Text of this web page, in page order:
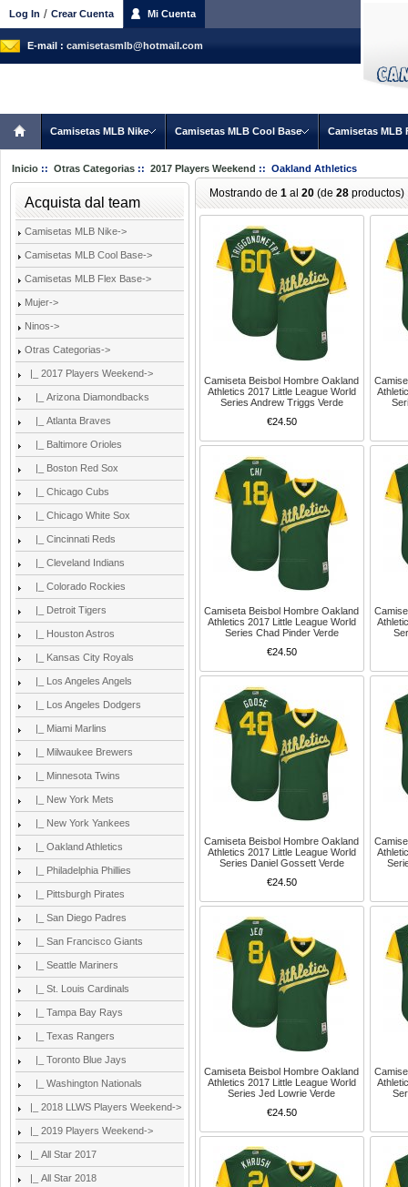
Log In / Crear Cuenta Mi Cuenta
E-mail : camisetasmlb@hotmail.com
Camisetas MLB Nike Camisetas MLB Cool Base Camisetas MLB
Inicio :: Otras Categorias :: 2017 Players Weekend :: Oakland Athletics
Acquista dal team
Camisetas MLB Nike->
Camisetas MLB Cool Base->
Camisetas MLB Flex Base->
Mujer->
Ninos->
Otras Categorias->
|_ 2017 Players Weekend->
|_ Arizona Diamondbacks
|_ Atlanta Braves
|_ Baltimore Orioles
|_ Boston Red Sox
|_ Chicago Cubs
|_ Chicago White Sox
|_ Cincinnati Reds
|_ Cleveland Indians
|_ Colorado Rockies
|_ Detroit Tigers
|_ Houston Astros
|_ Kansas City Royals
|_ Los Angeles Angels
|_ Los Angeles Dodgers
|_ Miami Marlins
|_ Milwaukee Brewers
|_ Minnesota Twins
|_ New York Mets
|_ New York Yankees
|_ Oakland Athletics
|_ Philadelphia Phillies
|_ Pittsburgh Pirates
|_ San Diego Padres
|_ San Francisco Giants
|_ Seattle Mariners
|_ St. Louis Cardinals
|_ Tampa Bay Rays
|_ Texas Rangers
|_ Toronto Blue Jays
|_ Washington Nationals
|_ 2018 LLWS Players Weekend->
|_ 2019 Players Weekend->
|_ All Star 2017
|_ All Star 2018
Mostrando de 1 al 20 (de 28 productos)
Camiseta Beisbol Hombre Oakland
Athletics 2017 Little League World
Series Andrew Triggs Verde
€24.50
Camiseta Beisbol Hombre Oakland
Athletics 2017 Little League World
Series Chad Pinder Verde
€24.50
Camiseta Beisbol Hombre Oakland
Athletics 2017 Little League World
Series Daniel Gossett Verde
€24.50
Camiseta Beisbol Hombre Oakland
Athletics 2017 Little League World
Series Jed Lowrie Verde
€24.50